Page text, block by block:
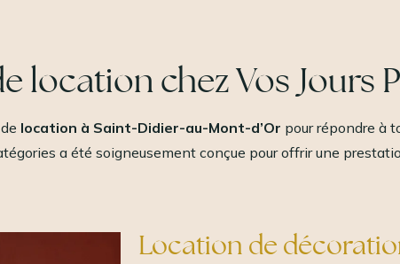
location chez Vos Jours
location à Saint-Didier-au-Mont-d’Or pour répondre à
a été soigneusement conçue pour offrir une
Location de